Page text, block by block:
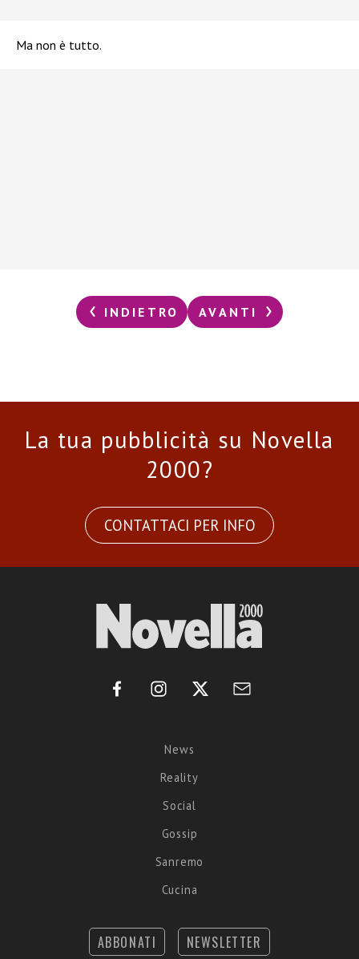
Ma non è tutto.
INDIETRO AVANTI
La tua pubblicità su Novella
2000?
CONTATTACI PER INFO
News
Reality
Social
Gossip
Sanremo
Cucina
ABBONATI NEWSLETTER